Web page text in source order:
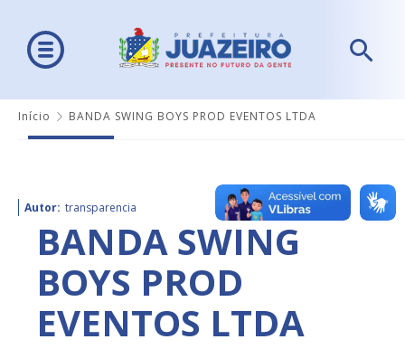
Início BANDA SWING BOYS PROD EVENTOS LTDA
Autor: transparencia
BANDA SWING
BOYS PROD
EVENTOS LTDA